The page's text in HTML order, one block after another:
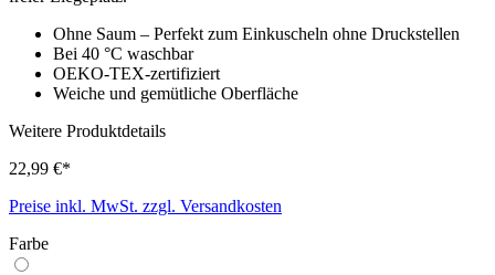
Ohne Saum – Perfekt zum Einkuscheln ohne Druckstellen
Bei 40 °C waschbar
OEKO-TEX-zertifiziert
Weiche und gemütliche Oberfläche
Weitere Produktdetails
22,99 €*
Preise inkl. MwSt. zzgl. Versandkosten
Farbe